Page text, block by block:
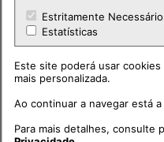
Estritamente
Estatísticas
Este site poderá usar
mais personalizada.
Ao continuar a navegar está
Para mais detalhes, consulte